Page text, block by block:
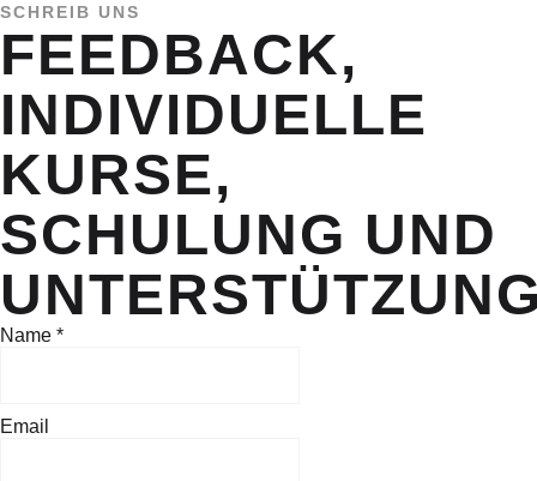
SCHREIB UNS
FEEDBACK,
INDIVIDUELLE
KURSE,
SCHULUNG UND
Name *
Email